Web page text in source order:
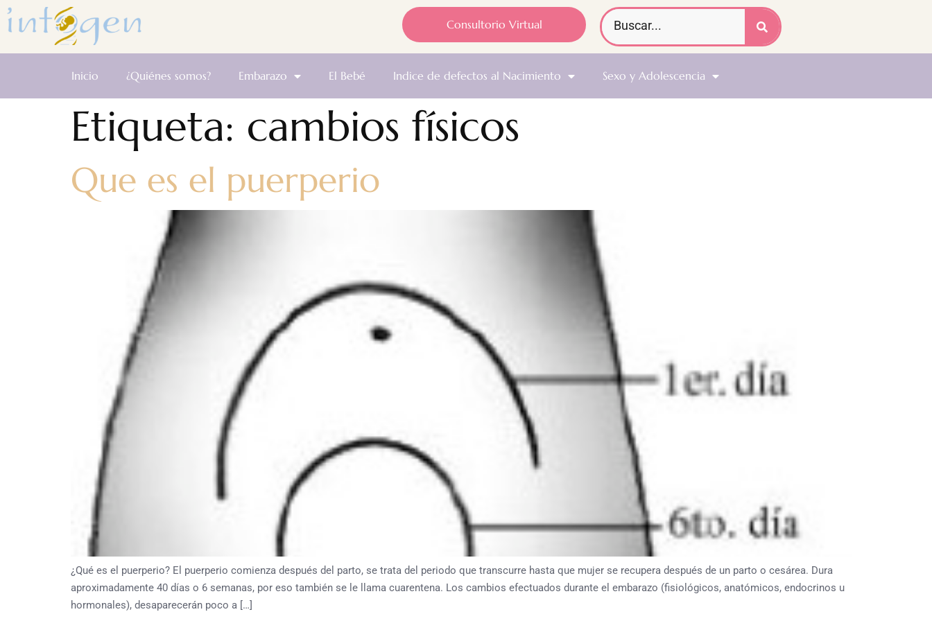
Consultorio Virtual
Inicio ¿Quiénes somos? Embarazo El Bebé Indice de defectos al Nacimiento Sexo y Adolescencia
Etiqueta: cambios físicos
Que es el puerperio
¿Qué es el puerperio? El puerperio comienza después del parto, se trata del periodo que transcurre hasta que mujer se recupera después de un parto o cesárea. Dura
aproximadamente 40 días o 6 semanas, por eso también se le llama cuarentena. Los cambios efectuados durante el embarazo (fisiológicos, anatómicos, endocrinos u
hormonales), desaparecerán poco a […]